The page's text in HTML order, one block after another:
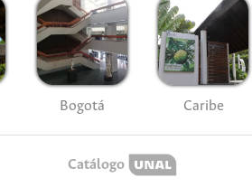
Bogotá Caribe
Catálogo